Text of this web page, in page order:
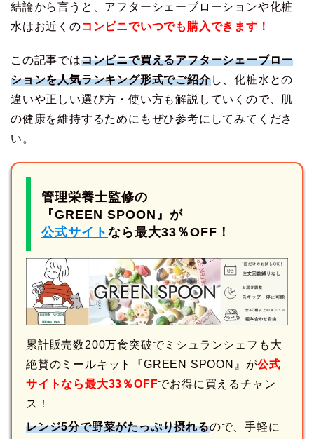
結論から言うと、アフターシェーブローションや化粧
水はお近くのコンビニでいつでも購入できます！
この記事ではコンビニで買えるアフターシェーブロー
ションを人気ランキング形式でご紹介し、化粧水との
違いや正しい選び方・使い方も解説していくので、肌
の健康を維持するためにもぜひ参考にしてみてくださ
い。
管理栄養士監修の
『GREEN SPOON』が
公式サイトなら最大33％OFF！
累計販売数200万食突破でミシュランシェフも大
絶賛のミールキット『GREEN SPOON』が公式
サイトなら最大33％OFFでお得に買えるチャン
ス！
レンジ5分で野菜がたっぷり摂れるので、手軽に